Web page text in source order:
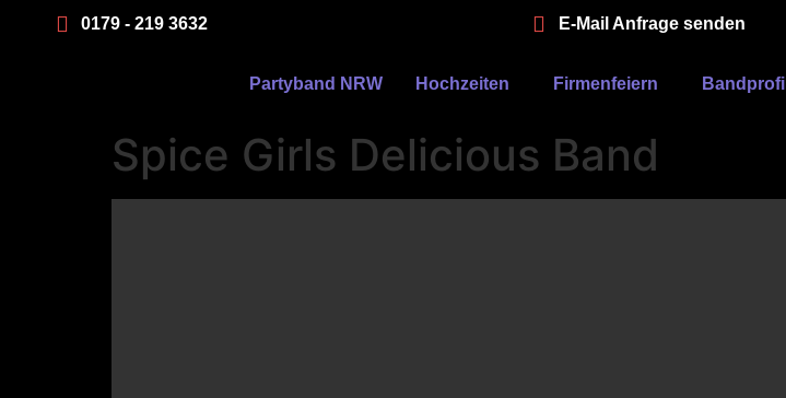
0179 - 219 3632 E-Mail Anfrage senden
Partyband NRW Hochzeiten Firmenfeiern Bandprofil
Spice Girls Delicious Band